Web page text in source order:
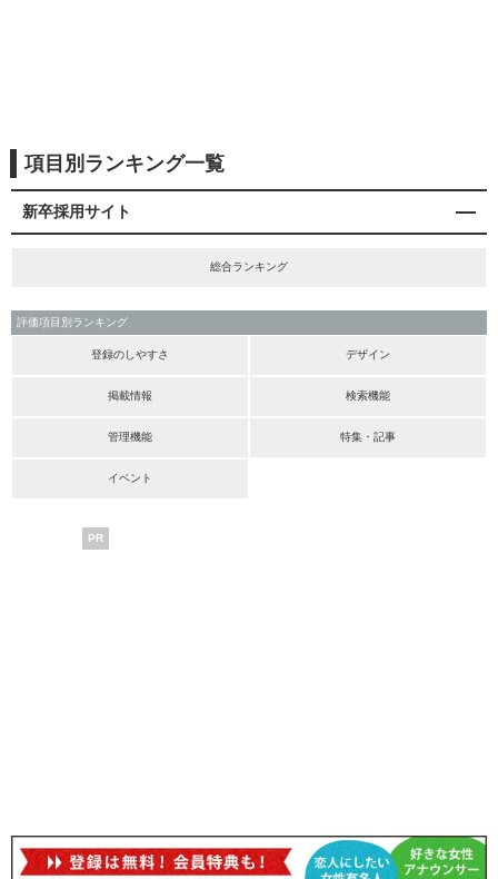
項目別ランキング一覧
新卒採用サイト
総合ランキング
評価項目別ランキング
登録のしやすさ デザイン
掲載情報 検索機能
管理機能 特集・記事
イベント
PR